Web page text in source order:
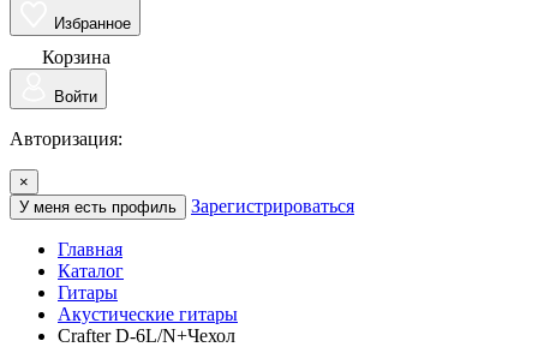
Избранное
Корзина
Войти
Авторизация:
×
У меня есть профиль
Зарегистрироваться
Главная
Каталог
Гитары
Акустические гитары
Crafter D-6L/N+Чехол